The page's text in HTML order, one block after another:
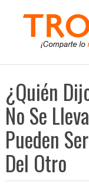
¿Quién
No Se
Pueden
Del Otro